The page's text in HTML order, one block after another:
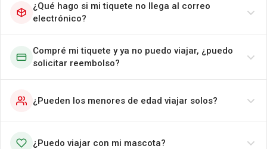
¿Qué hago si mi tiquete no llega al correo
electrónico?
Compré mi tiquete y ya no puedo viajar, ¿puedo
solicitar reembolso?
¿Pueden los menores de edad viajar solos?
¿Puedo viajar con mi mascota?